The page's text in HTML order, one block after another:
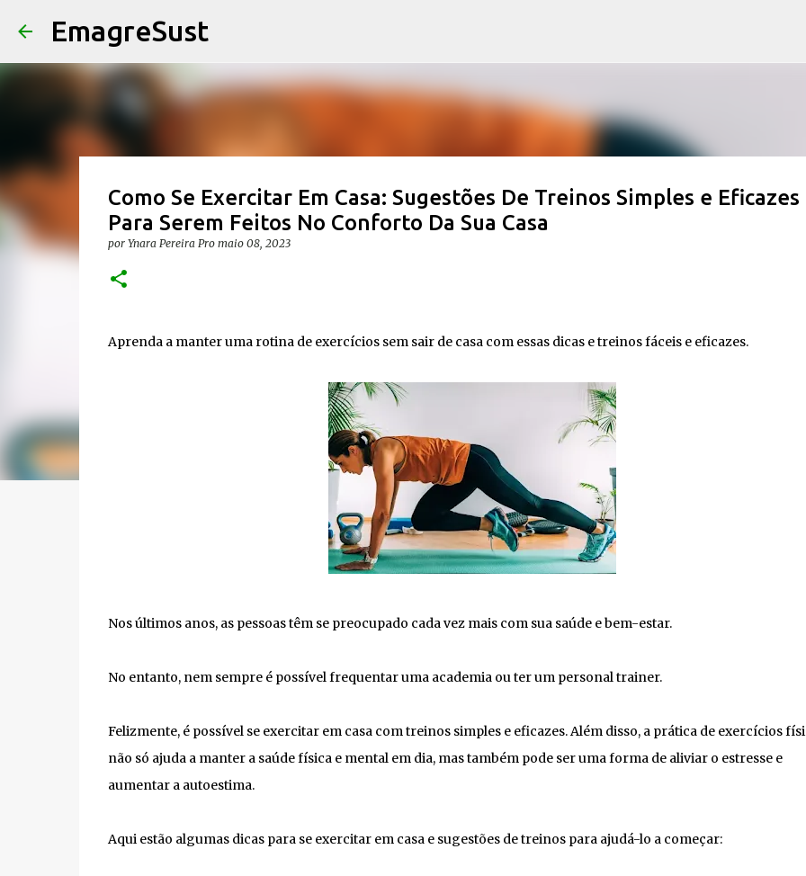
EmagreSust
Como Se Exercitar Em Casa: Sugestões De Treinos Simples e Eficazes
Para Serem Feitos No Conforto Da Sua Casa
por Ynara Pereira Pro maio 08, 2023
Aprenda a manter uma rotina de exercícios sem sair de casa com essas dicas e treinos fáceis e eficazes.
Nos últimos anos, as pessoas têm se preocupado cada vez mais com sua saúde e bem-estar.
No entanto, nem sempre é possível frequentar uma academia ou ter um personal trainer.
Felizmente, é possível se exercitar em casa com treinos simples e eficazes. Além disso, a prática de exercícios
não só ajuda a manter a saúde física e mental em dia, mas também pode ser uma forma de aliviar o estresse e
aumentar a autoestima.
Aqui estão algumas dicas para se exercitar em casa e sugestões de treinos para ajudá-lo a começar: